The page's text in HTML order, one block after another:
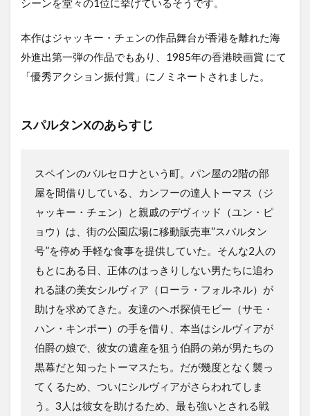
シーンを堂々の1位に挙げているそうです。
本作はジャッキー・チェンの作品舞台が香港を離れた海
外進出第一弾の作品でもあり、1985年の香港映画賞 にて
「優秀アクション振付賞」にノミネートされました。
スパルタンXのあらすじ
スペインのバルセロナという町。パン屋の2階の部
屋を間借りしている、カンフーの達人トーマス（ジ
ャッキー・チェン）と親戚のデヴィッド（ユン・ピ
ョウ）は、街の公園広場に移動販売車”スパルタン
号”を停め 手軽な食事を提供していた。そんな2人の
もとにある日、正体のはっきりしない男たちに追わ
れる謎の美女シルヴィア（ローラ・フォルネル）が
助けを求めてきた。友達のヘボ探偵モビー（サモ・
ハン・キンポー）の手を借り、本当はシルヴィアが
伯爵の娘で、彼女の遺産を狙う伯爵の弟が男たちの
黒幕だと知ったトーマスたち。だが幾度となく襲っ
てくるため、ついにシルヴィアがさらわれてしま
う。3人は彼女を助けるため、最も強いとされる戦